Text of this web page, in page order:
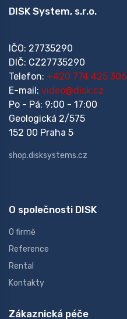
DISK System, s.r.o.
IČO: 27735290
DIČ: CZ27735290
Telefon: +420 774 425 306
E-mail: video@disk.cz
Po - Pá: 9:00 - 17:00
Geologická 2/575
152 00 Praha 5
shop.disksystems.cz
O společnosti DISK
O firmě
Reference
Rental
Kontakty
Zákaznická péče